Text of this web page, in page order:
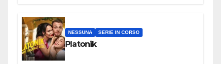
NESSUNA SERIE IN CORSO
Platonik